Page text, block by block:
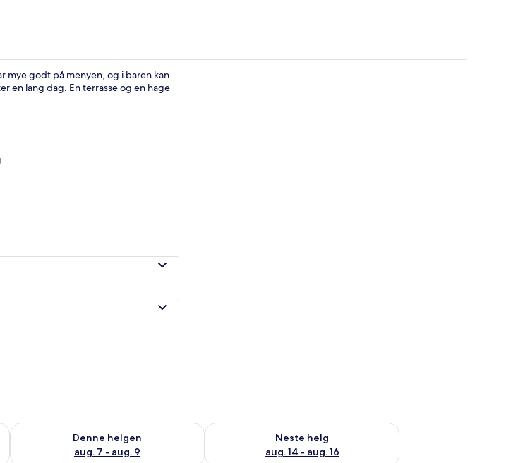
mye godt på menyen, og i baren kan
en lang dag. En terrasse og en hage
8 - aug. 9
Denne helgen
aug. 7 - aug. 9
Sjekk tilgjengelighet for denne helgen, aug. 7 - aug. 9
Neste helg
aug. 14 - aug. 16
Sjekk tilgjengelighet for neste helg, aug. 14 - aug. 16